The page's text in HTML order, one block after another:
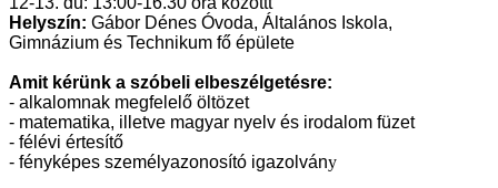
Helyszín: Gábor Dénes Óvoda, Általános Iskola,
Gimnázium és Technikum fő épülete
Amit kérünk a szóbeli elbeszélgetésre:
- alkalomnak megfelelő öltözet
- matematika, illetve magyar nyelv és irodalom füzet
- félévi értesítő
- fényképes személyazonosító igazolvány